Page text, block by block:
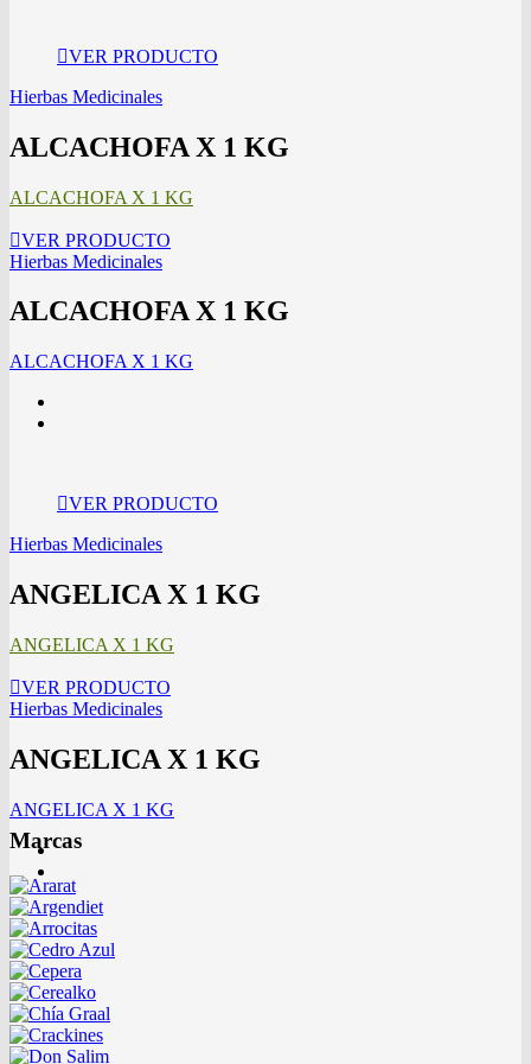
VER PRODUCTO
Hierbas Medicinales
ALCACHOFA X 1 KG
ALCACHOFA X 1 KG
VER PRODUCTO
Hierbas Medicinales
ALCACHOFA X 1 KG
ALCACHOFA X 1 KG
VER PRODUCTO
Hierbas Medicinales
ANGELICA X 1 KG
ANGELICA X 1 KG
VER PRODUCTO
Hierbas Medicinales
ANGELICA X 1 KG
ANGELICA X 1 KG
Marcas